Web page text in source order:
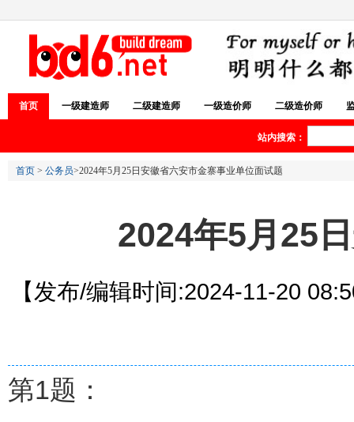
首页 一级建造师 二级建造师 一级造价师 二级造价师
站内搜索：
首页 > 公务员>2024年5月25日安徽省六安市金寨事业单位面试题
2024年5月25
【发布/编辑时间:2024-11-20
第1题：